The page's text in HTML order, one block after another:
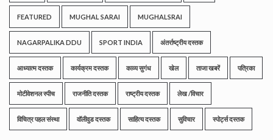
FEATURED MUGHAL SARAI MUGHALSRAI
NAGARPALIKA DDU SPORT INDIA अंतर्राष्ट्रीय दस्तक
आध्यात्म दस्तक कार्यक्रम दस्तक काव्य सुगंध खेल ताजा खबरें पत्रिका
मोटीवेशनल स्पीच राजनीति दस्तक राष्ट्रीय दस्तक लेख /विचार
विचित्र पहल संस्था वॉलीवुड दस्तक साहित्य दस्तक सुविचार स्पोर्ट्स दस्तक